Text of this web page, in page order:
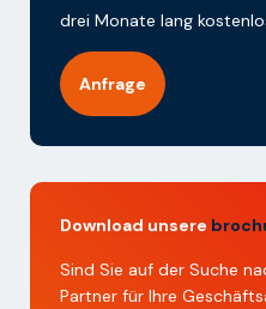
drei Monate lang
Anfrage
Download unsere
Sind Sie auf der Suche
Partner für Ihre